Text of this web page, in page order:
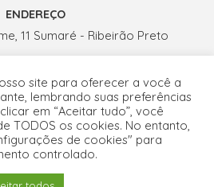
ENDEREÇO
11 Sumaré - Ribeirão Preto
DE ATENDIMENTO
a Sex.: 07h - 19h
07h - 13h
site para oferecer a você a
lembrando suas preferências
em “Aceitar tudo”, você
TODOS os cookies. No entanto,
de cookies" para
controlado.